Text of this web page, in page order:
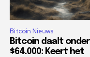
Bitcoin Nieuws
Bitcoin daalt onder
$64.000: Keert het